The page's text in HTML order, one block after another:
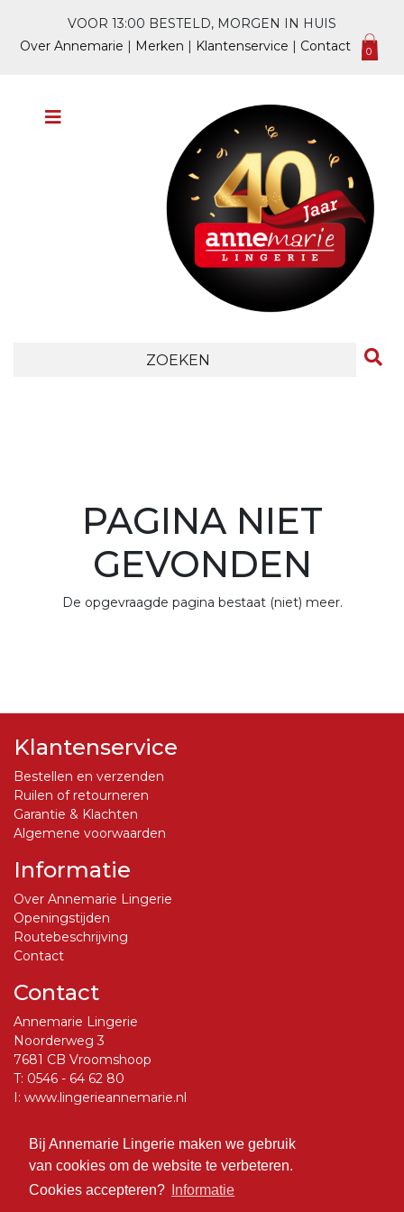
Bij Annemarie Lingerie maken we gebruik
van cookies om de website te verbeteren.
Cookies accepteren?
Informatie
VOOR 13:00 BESTELD, MORGEN IN HUIS
Over Annemarie | Merken | Klantenservice | Contact 0
PAGINA NIET
GEVONDEN
De opgevraagde pagina bestaat (niet) meer.
Klantenservice
Bestellen en verzenden
Ruilen of retourneren
Garantie & Klachten
Algemene voorwaarden
Informatie
Over Annemarie Lingerie
Openingstijden
Routebeschrijving
Contact
Contact
Annemarie Lingerie
Noorderweg 3
7681 CB Vroomshoop
T: 0546 - 64 62 80
I: www.lingerieannemarie.nl
Social Media
Volg ons op Facebook